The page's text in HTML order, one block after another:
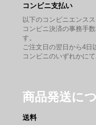
コンビニ支払い
以下のコンビニエンス
コンビニ決済の事務手
す。
ご注文日の翌日から4日
コンビニのいずれかにて
商品発送に
送料